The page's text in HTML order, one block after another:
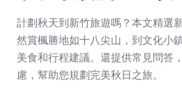
計劃秋天到新竹旅遊嗎？本文精選
然賞楓勝地如十八尖山，到文化小
美食和行程建議。還提供常見問答
慮，幫助您規劃完美秋日之旅。